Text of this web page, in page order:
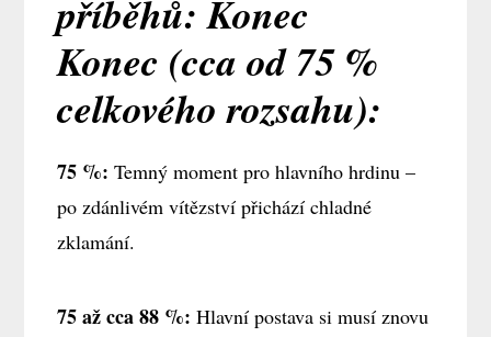
Konec (cca od 75 %
celkového rozsahu):
75 %: Temný moment pro hlavního hrdinu –
po zdánlivém vítězství přichází chladné
zklamání.
75 až cca 88 %: Hlavní postava si musí znovu